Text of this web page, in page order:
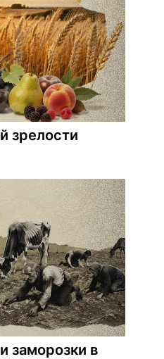
зрелости
заморозки в